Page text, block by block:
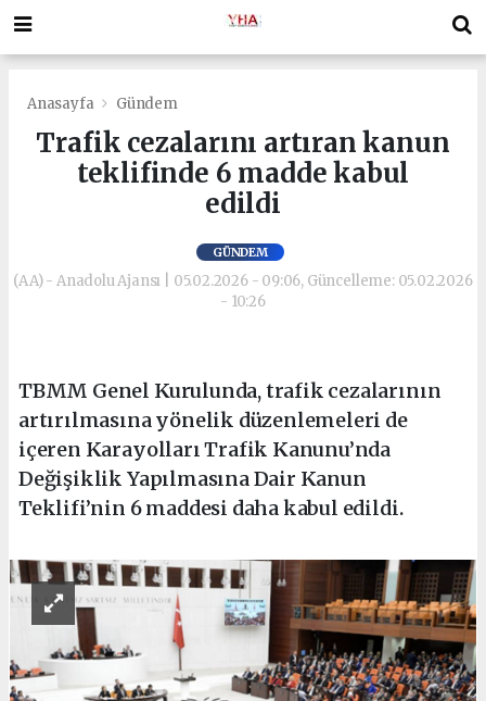
Anasayfa Gündem
Trafik cezalarını artıran kanun
teklifinde 6 madde kabul
edildi
GÜNDEM
(AA) - Anadolu Ajansı | 05.02.2026 - 09:06, Güncelleme: 05.02.2026
- 10:26
TBMM Genel Kurulunda, trafik cezalarının
artırılmasına yönelik düzenlemeleri de
içeren Karayolları Trafik Kanunu’nda
Değişiklik Yapılmasına Dair Kanun
Teklifi’nin 6 maddesi daha kabul edildi.